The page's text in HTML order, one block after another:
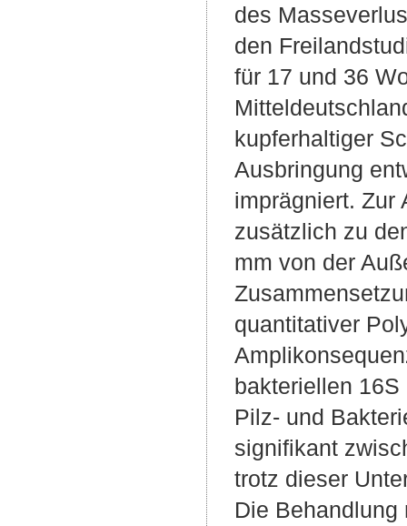
des
den
für 17 und 36
kupferhaltiger
Ausbringung
imprägniert. Zur
zusätzlich zu
mm von der
quantitativer
bakteriellen
Pilz- und
signifikant
trotz dieser
Die